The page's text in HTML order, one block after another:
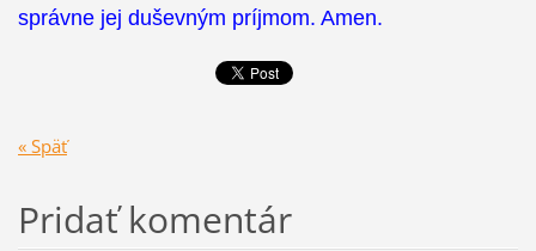
správne jej duševným príjmom. Amen.
« Späť
Pridať komentár